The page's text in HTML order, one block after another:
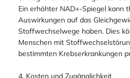
Hitzewallungen und
Nebenwirkungen scheinen
& Brenner, Annual Review of
3. Mögliche Auswirkungen auf
Auswirkungen auf das